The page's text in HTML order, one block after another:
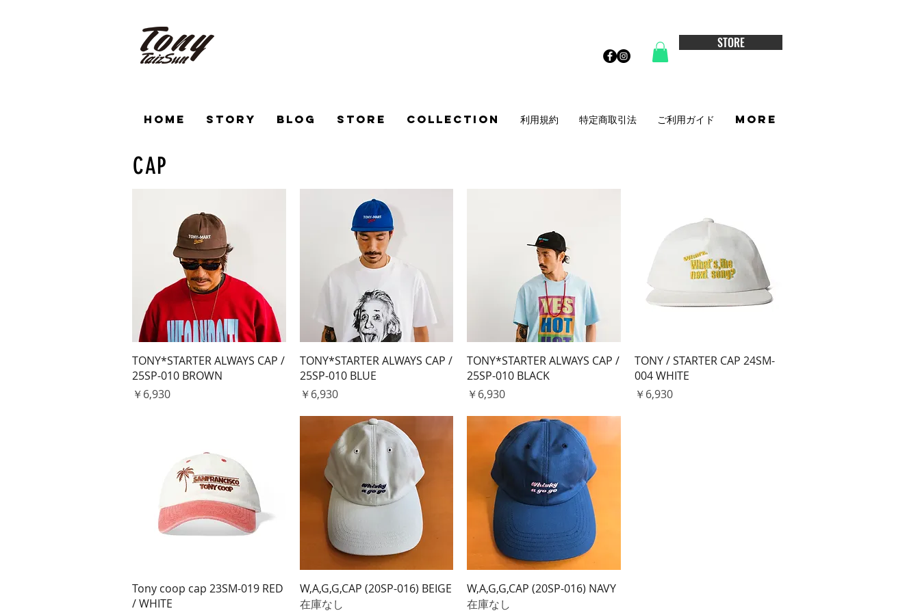
STORE
HOME STORY BLOG STORE COLLECTION 利用規約 特定商取引法 ご利用ガイド More
CAP
クイックビュー
TONY*STARTER ALWAYS CAP /
25SP-010 BROWN
価格
￥6,930
クイックビュー
TONY*STARTER ALWAYS CAP /
25SP-010 BLUE
価格
￥6,930
クイックビュー
TONY*STARTER ALWAYS CAP /
25SP-010 BLACK
価格
￥6,930
クイックビュー
TONY / STARTER CAP 24SM-
004 WHITE
価格
￥6,930
クイックビュー
Tony coop cap 23SM-019 RED
/ WHITE
クイックビュー
W,A,G,G,CAP (20SP-016) BEIGE
在庫なし
クイックビュー
W,A,G,G,CAP (20SP-016) NAVY
在庫なし